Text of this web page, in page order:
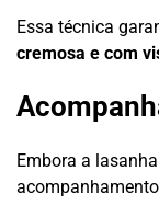
Essa técnica
cremosa e com
Embora a